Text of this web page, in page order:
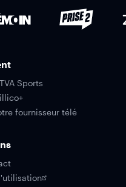
Sports
fournisseur télé